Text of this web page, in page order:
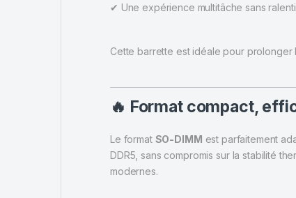
✔ Une expérience multitâche sans
Cette barrette est idéale pour
🔥 Format compact,
Le format SO-DIMM est parfaitement
DDR5, sans compromis sur la stabilité
modernes.